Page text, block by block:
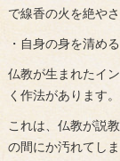
で線香の火を絶や
・自身の身を清め
仏教が生まれたイ
く作法があります。
これは、仏教が説
の間にか汚れてし